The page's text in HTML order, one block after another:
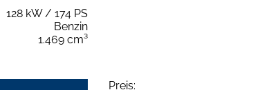
128 kW / 174 PS
Benzin
1.469 cm³
Preis: